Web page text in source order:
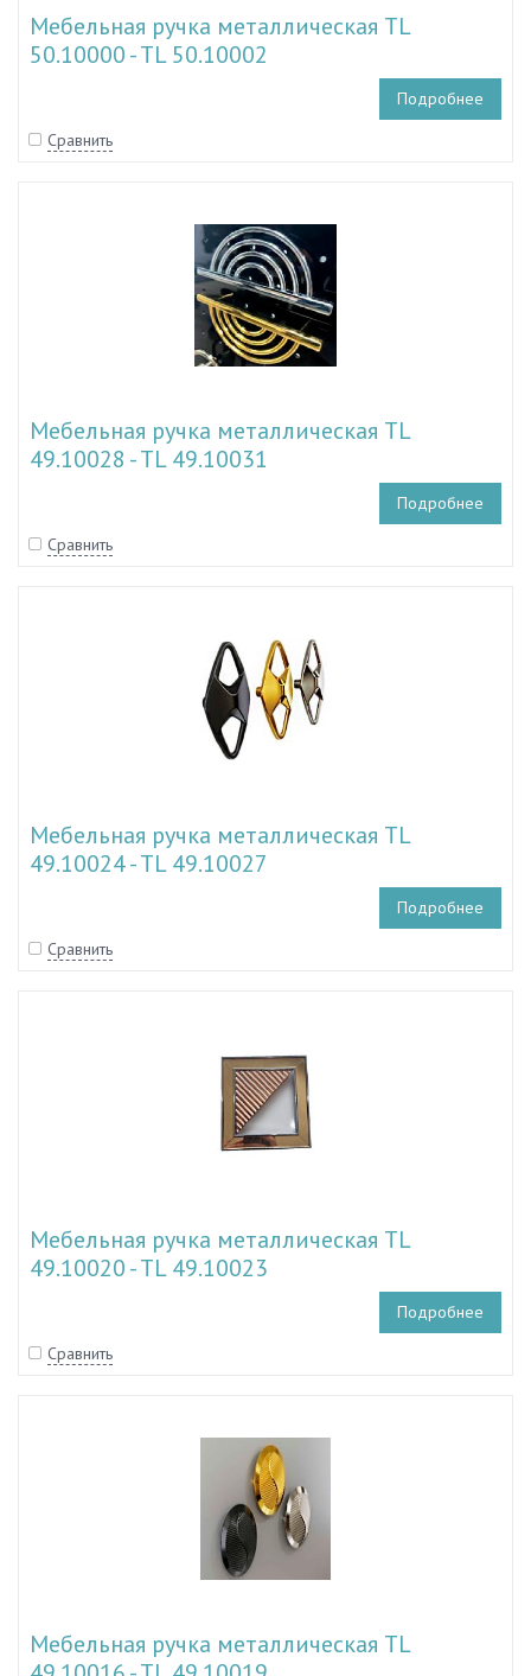
Мебельная ручка металлическая TL
50.10000 - TL 50.10002
Подробнее
Сравнить
Мебельная ручка металлическая TL
49.10028 - TL 49.10031
Подробнее
Сравнить
Мебельная ручка металлическая TL
49.10024 - TL 49.10027
Подробнее
Сравнить
Мебельная ручка металлическая TL
49.10020 - TL 49.10023
Подробнее
Сравнить
Мебельная ручка металлическая TL